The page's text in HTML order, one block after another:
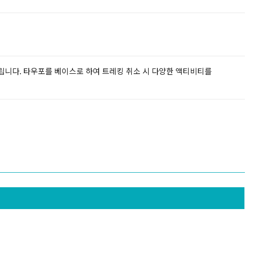
다. 타우포를 베이스로 하여 트레킹 취소 시 다양한 액티비티를